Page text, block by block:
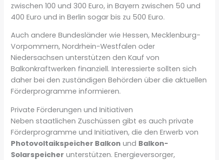
zwischen 100 und 300 Euro, in Bayern zwischen 50 und
400 Euro und in Berlin sogar bis zu 500 Euro.
Auch andere Bundesländer wie Hessen, Mecklenburg-
Vorpommern, Nordrhein-Westfalen oder
Niedersachsen unterstützen den Kauf von
Balkonkraftwerken finanziell. Interessierte sollten sich
daher bei den zuständigen Behörden über die aktuellen
Förderprogramme informieren.
Private Förderungen und Initiativen
Neben staatlichen Zuschüssen gibt es auch private
Förderprogramme und Initiativen, die den Erwerb von
Photovoltaikspeicher Balkon und Balkon-
Solarspeicher unterstützen. Energieversorger,